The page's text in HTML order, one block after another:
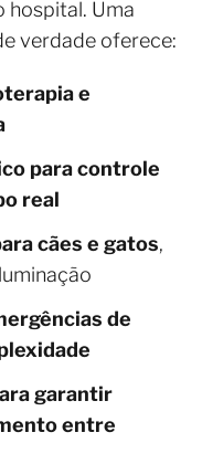
hospital. Uma
verdade oferece:
e
para controle
real
cães e gatos,
de
garantir
entre